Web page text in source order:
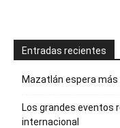
Entradas recientes
Mazatlán espera
Los grandes eventos
internacional